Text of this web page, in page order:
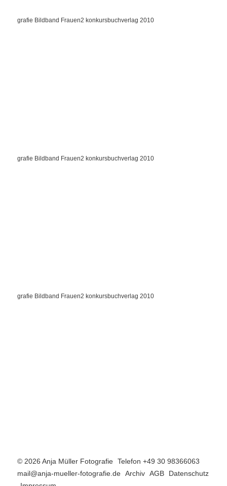
© 2026 Anja Müller Fotografie Telefon +49 30 98366063
mail@anja-mueller-fotografie.de Archiv AGB
Datenschutz